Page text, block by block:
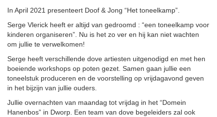
In April 2021 presenteert Doof & Jong “Het toneelkamp”.
Serge Vlerick heeft er altijd van gedroomd : “een toneelkamp voor
kinderen organiseren”. Nu is het zo ver en hij kan niet wachten
om jullie te verwelkomen!
Serge heeft verschillende dove artiesten uitgenodigd en met hen
boeiende workshops op poten gezet. Samen gaan jullie een
toneelstuk produceren en de voorstelling op vrijdagavond geven
in het bijzijn van jullie ouders.
Jullie overnachten van maandag tot vrijdag in het “Domein
Hanenbos” in Dworp. Een team van dove begeleiders zal ook